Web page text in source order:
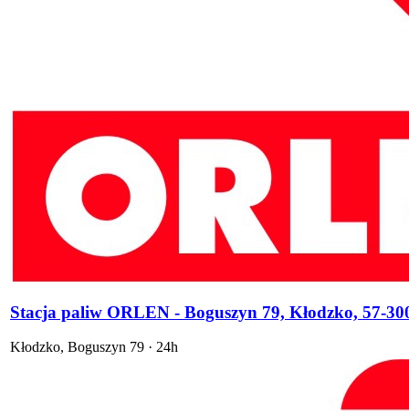
Stacja paliw ORLEN - Boguszyn 79, Kłodzko, 57-
Kłodzko, Boguszyn 79 · 24h